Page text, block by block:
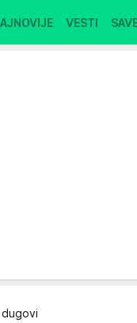
VESTI
dugovi